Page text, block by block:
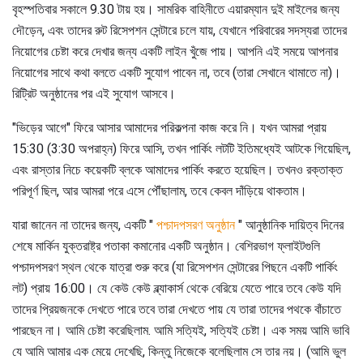
বৃহস্পতিবার সকালে 9.30 টায় হয়। সামরিক বাহিনীতে এয়ারম্যান দুই মাইলের জন্য
দৌড়েন, এবং তাদের রুট রিসেপশন সেন্টারে চলে যায়, যেখানে পরিবারের সদস্যরা তাদের
নিয়োগের চেষ্টা করে দেখার জন্য একটি লাইন খুঁজে পায়। আপনি এই সময়ে আপনার
নিয়োগের সাথে কথা বলতে একটি সুযোগ পাবেন না, তবে (তারা সেখানে থামাতে না)।
রিট্রিট অনুষ্ঠানের পর এই সুযোগ আসবে।
"ভিড়ের আগে" ফিরে আসার আমাদের পরিকল্পনা কাজ করে নি। যখন আমরা প্রায়
15:30 (3:30 অপরাহ্ন) ফিরে আসি, তখন পার্কিং লটটি ইতিমধ্যেই আটকে গিয়েছিল,
এবং রাস্তার নিচে কয়েকটি ব্লকে আমাদের পার্কিং করতে হয়েছিল। তখনও রক্তাক্ত
পরিপূর্ণ ছিল, আর আমরা পরে এসে পৌঁছালাম, তবে কেবল দাঁড়িয়ে থাকতাম।
যারা জানেন না তাদের জন্য, একটি " পশ্চাদপসরণ অনুষ্ঠান" আনুষ্ঠানিক দায়িত্ব দিনের
শেষে মার্কিন যুক্তরাষ্ট্র পতাকা কমানোর একটি অনুষ্ঠান। বেশিরভাগ ফ্লাইটগুলি
পশ্চাদপসরণ স্থল থেকে যাত্রা শুরু করে (যা রিসেপশন সেন্টারের পিছনে একটি পার্কিং
লট) প্রায় 16:00। যে কেউ কেউ ব্ল্যাকার্স থেকে বেরিয়ে যেতে পারে তবে কেউ যদি
তাদের প্রিয়জনকে দেখতে পারে তবে তারা দেখতে পায় যে তারা তাদের পথকে বাঁচাতে
পারছেন না। আমি চেষ্টা করেছিলাম. আমি সত্যিই, সত্যিই চেষ্টা। এক সময় আমি ভাবি
যে আমি আমার এক মেয়ে দেখেছি, কিন্তু নিজেকে বলেছিলাম সে তার নয়। (আমি ভুল